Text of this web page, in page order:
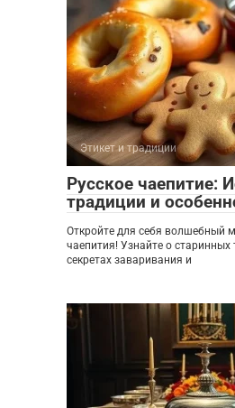
Этикет и традиции
Русское чаепитие:
традиции и
Откройте для себя волшебный
чаепития! Узнайте о старинных
секретах заваривания и